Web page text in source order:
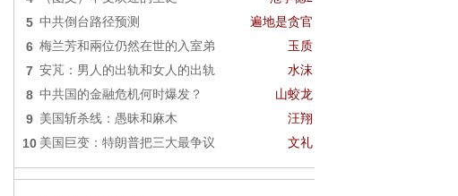
5 中共倒台路径预测 遍地是贪官
6 梅兰芳和兩位仍然在世的入室弟 玉质
7 安芃：男人的出轨和女人的出轨 水沫
8 中共国的金融危机何时爆发？ 山蛟龙
9 美国斩杀线：愚昧和麻木 汪翔
10 美国巨变：特朗普把三大最争议 文礼